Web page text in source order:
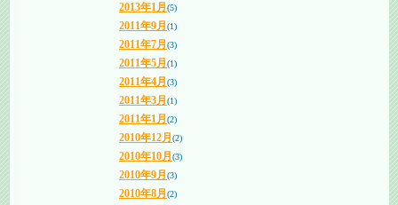
2013年1月 (5)
2011年9月 (1)
2011年7月 (3)
2011年5月 (1)
2011年4月 (3)
2011年3月 (1)
2011年1月 (2)
2010年12月 (2)
2010年10月 (3)
2010年9月 (3)
2010年8月 (2)